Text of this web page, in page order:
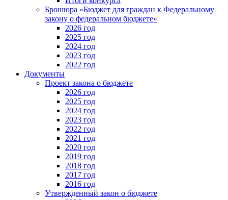
Брошюра «Бюджет для граждан к Федеральному
закону о федеральном бюджете»
2026 год
2025 год
2024 год
2023 год
2022 год
Документы
Проект закона о бюджете
2026 год
2025 год
2024 год
2023 год
2022 год
2021 год
2020 год
2019 год
2018 год
2017 год
2016 год
Утвержденный закон о бюджете